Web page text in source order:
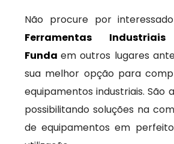
Não procure por
Ferramentas
Fundaem outros lugares
sua melhor opção para
equipamentos industriais. São
possibilitando soluções na
de equipamentos em